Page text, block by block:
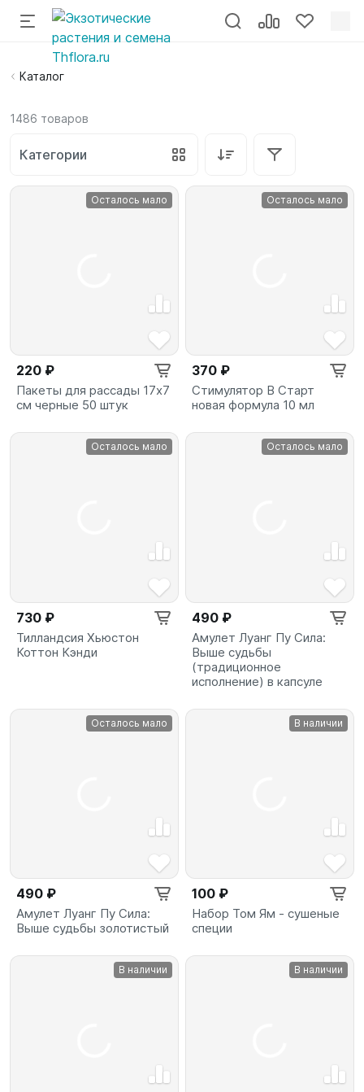
Каталог
1486 товаров
Категории
Осталось мало
220 ₽
Пакеты для рассады 17х7
см черные 50 штук
Осталось мало
370 ₽
Стимулятор B Старт
новая формула 10 мл
Осталось мало
730 ₽
Тилландсия Хьюстон
Коттон Кэнди
Осталось мало
490 ₽
Амулет Луанг Пу Сила:
Выше судьбы
(традиционное
исполнение) в капсуле
Осталось мало
490 ₽
Амулет Луанг Пу Сила:
Выше судьбы золотистый
В наличии
100 ₽
Набор Том Ям - сушеные
специи
В наличии В наличии